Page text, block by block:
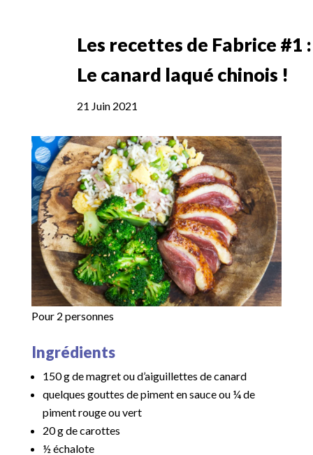
Les recettes de Fabrice #1 :
Le canard laqué chinois !
21 Juin 2021
Pour 2 personnes
Ingrédients
150 g de magret ou d’aiguillettes de canard
quelques gouttes de piment en sauce ou ¼ de
piment rouge ou vert
20 g de carottes
½ échalote